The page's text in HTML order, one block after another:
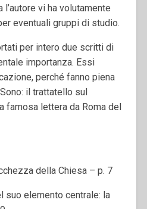
l’autore vi ha volutamente
eventuali gruppi di studio.
per intero due scritti di
importanza. Essi
perché fanno piena
il trattatello sul
famosa lettera da Roma del
della Chiesa – p. 7
suo elemento centrale: la